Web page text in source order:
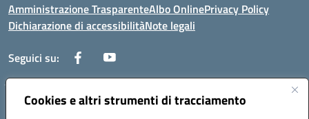
Cookies e altri strumenti di tracciamento
Amministrazione TrasparenteAlbo OnlinePrivacy Policy
Dichiarazione di accessibilitàNote legali
Seguici su:
Via Negroni - 87100 Cosenza